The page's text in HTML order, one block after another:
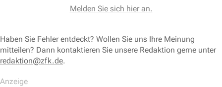
Melden Sie sich hier an.
Haben Sie Fehler entdeckt? Wollen Sie uns Ihre Meinung
mitteilen? Dann kontaktieren Sie unsere Redaktion gerne unter
redaktion@zfk.de.